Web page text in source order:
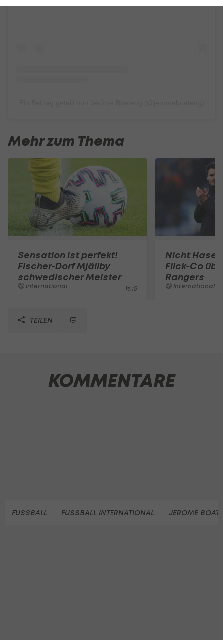
Mehr zum Thema
Sensation ist perfekt!
Fischer-Dorf Mjällby
schwedischer Meister
International 15
Nicht
Flick-Co
Rangers
International
TEILEN
KOMMENTARE
FUSSBALL FUSSBALL INTERNATIONAL JEROME